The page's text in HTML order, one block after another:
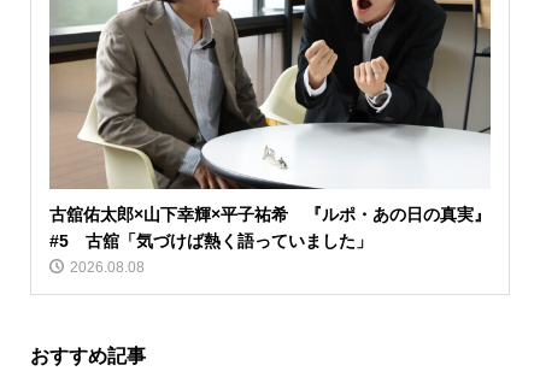
古舘佑太郎×山下幸輝×平子祐希 『ルポ・あの日の真実』
#5 古舘「気づけば熱く語っていました」
2026.08.08
おすすめ記事